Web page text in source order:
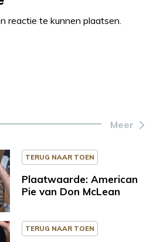
reactie te kunnen plaatsen.
Meer
TERUG NAAR TOEN
Plaatwaarde: American
Pie van Don McLean
TERUG NAAR TOEN